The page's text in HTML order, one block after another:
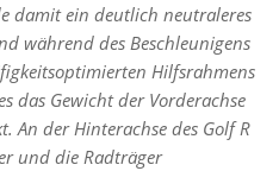
damit ein deutlich neutraleres
während des Beschleunigens
Hilfsrahmens
das Gewicht der Vorderachse
An der Hinterachse des Golf R
und die Radträger